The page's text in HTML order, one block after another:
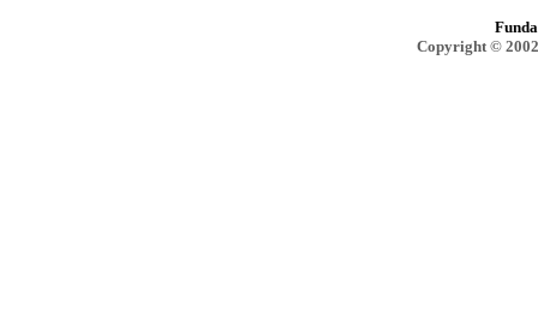
Copyright ©